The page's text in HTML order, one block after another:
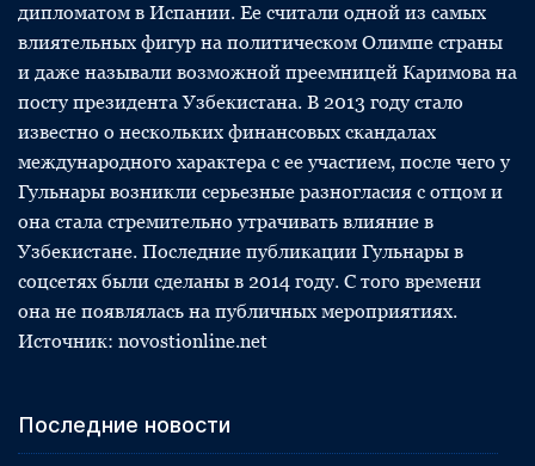
дипломатом в Испании. Ее считали одной из самых
влиятельных фигур на политическом Олимпе страны
и даже называли возможной преемницей Каримова на
посту президента Узбекистана. В 2013 году стало
известно о нескольких финансовых скандалах
международного характера с ее участием, после чего у
Гульнары возникли серьезные разногласия с отцом и
она стала стремительно утрачивать влияние в
Узбекистане. Последние публикации Гульнары в
соцсетях были сделаны в 2014 году. С того времени
она не появлялась на публичных мероприятиях.
Источник: novostionline.net
Последние новости